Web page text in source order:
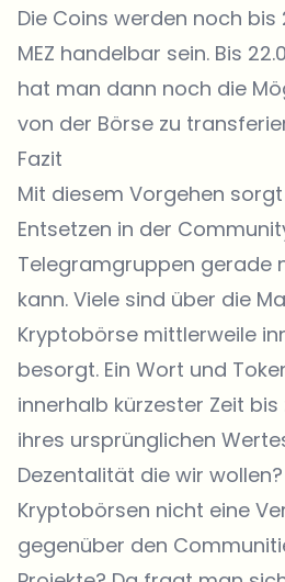
Die Coins werden noch bis
MEZ handelbar sein. Bis
hat man dann noch die
von der Börse zu
Fazit
Mit diesem Vorgehen
Entsetzen in der
Telegramgruppen gerade
kann. Viele sind über die
Kryptobörse mittlerweile
besorgt. Ein Wort und
innerhalb kürzester Zeit
ihres ursprünglichen
Dezentalität die wir
Kryptobörsen nicht eine
gegenüber den